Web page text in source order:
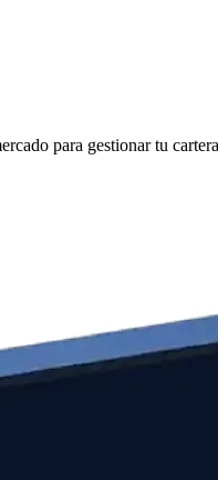
para gestionar tu